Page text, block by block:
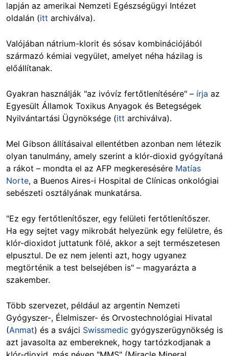
lapján az amerikai Nemzeti Egészségügyi Intézet
oldalán (itt archiválva).
Valójában nátrium-klorit és sósav kombinációjából
származó kémiai vegyület, amelyet néha házilag is
előállítanak.
Gyakran használják "az ivóvíz fertőtlenítésére" – írja az
Egyesült Államok Toxikus Anyagok és Betegségek
Nyilvántartási Ügynöksége (itt archiválva).
Mel Gibson állításaival ellentétben azonban nem létezik
olyan tanulmány, amely szerint a klór-dioxid gyógyítaná
a rákot – mondta el az AFP megkeresésére Matías
Norte, a Buenos Aires-i Hospital de Clínicas onkológiai
sebészeti osztályának munkatársa.
"Ez egy fertőtlenítőszer, egy felületi fertőtlenítőszer.
Ha egy sejtet vagy mikrobát helyezünk egy felületre, és
klór-dioxidot juttatunk fölé, akkor a sejt természetesen
elpusztul. De ez nem jelenti azt, hogy ugyanez
megtörténik a test belsejében is" – magyarázta a
szakember.
Több szervezet, például az argentin Nemzeti
Gyógyszer-, Élelmiszer- és Orvostechnológiai Hivatal
(Anmat) és a svájci Swissmedic gyógyszerügynökség is
azt javasolta az embereknek, hogy tartózkodjanak a